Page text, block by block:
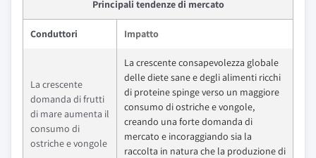
Principali tendenze di mercato
Conduttori Impatto
La crescente
domanda di frutti
di mare aumenta il
consumo di
ostriche e vongole
La crescente consapevolezza globale
delle diete sane e degli alimenti ricchi
di proteine spinge verso un maggiore
consumo di ostriche e vongole,
creando una forte domanda di
mercato e incoraggiando sia la
raccolta in natura che la produzione di